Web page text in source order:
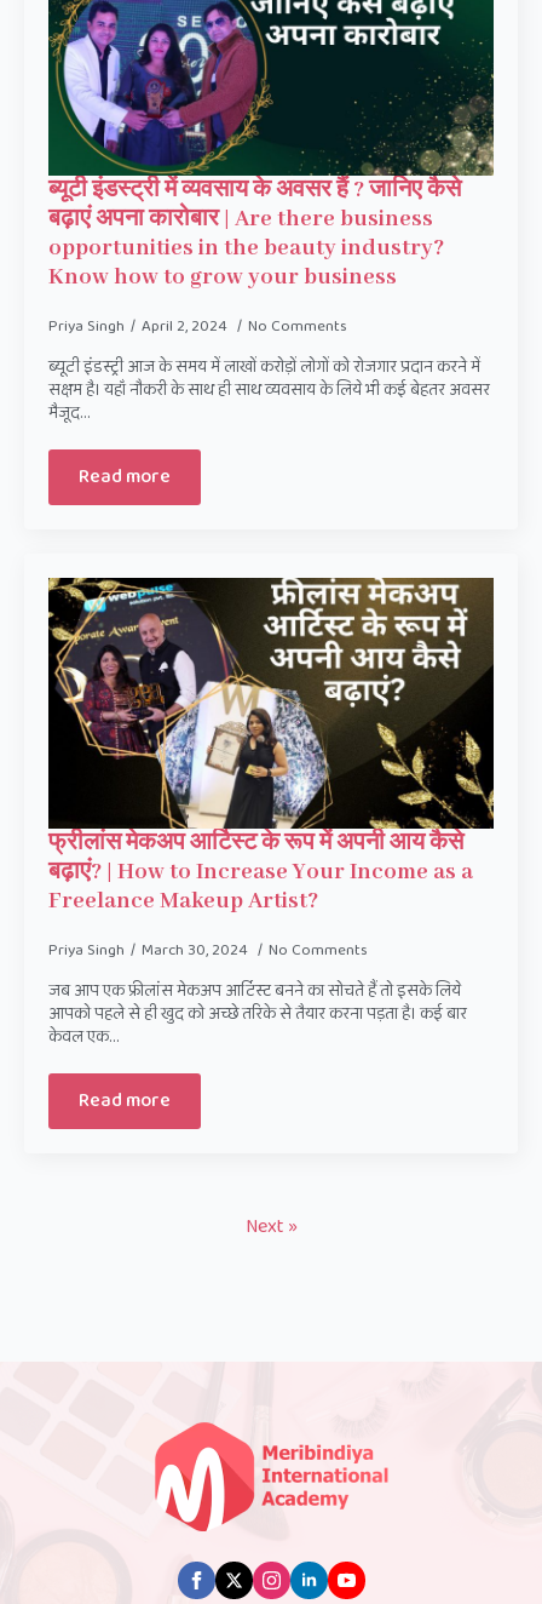
ब्यूटी इंडस्ट्री में व्यवसाय के अवसर हैं ? जानिए कैसे
बढ़ाएं अपना कारोबार | Are there business
opportunities in the beauty industry?
Know how to grow your business
Priya Singh April 2, 2024 No Comments
ब्यूटी इंडस्ट्री आज के समय में लाखों करोड़ों लोगों को रोजगार प्रदान करने में
सक्षम है। यहाँ नौकरी के साथ ही साथ व्यवसाय के लिये भी कई बेहतर अवसर
मैजूद…
Read more
फ्रीलांस मेकअप आर्टिस्ट के रूप में अपनी आय कैसे
बढ़ाएं? | How to Increase Your Income as a
Freelance Makeup Artist?
Priya Singh March 30, 2024 No Comments
जब आप एक फ्रीलांस मेकअप आर्टिस्ट बनने का सोचते हैं तो इसके लिये
आपको पहले से ही खुद को अच्छे तरिके से तैयार करना पड़ता है। कई बार
केवल एक…
Read more
Next »